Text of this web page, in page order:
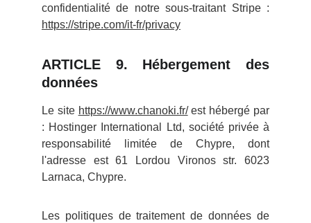
confidentialité de notre sous-traitant Stripe :
https://stripe.com/it-fr/privacy
ARTICLE 9. Hébergement des
données
Le site https://www.chanoki.fr/est hébergé par
: Hostinger International Ltd, société privée à
responsabilité limitée de Chypre, dont
l'adresse est 61 Lordou Vironos str. 6023
Larnaca, Chypre.
Les politiques de traitement de données de